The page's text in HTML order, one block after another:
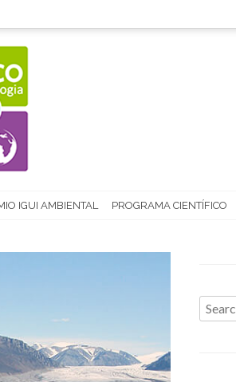
IGUI AMBIENTAL PROGRAMA CIENTÍFICO
Search
for: